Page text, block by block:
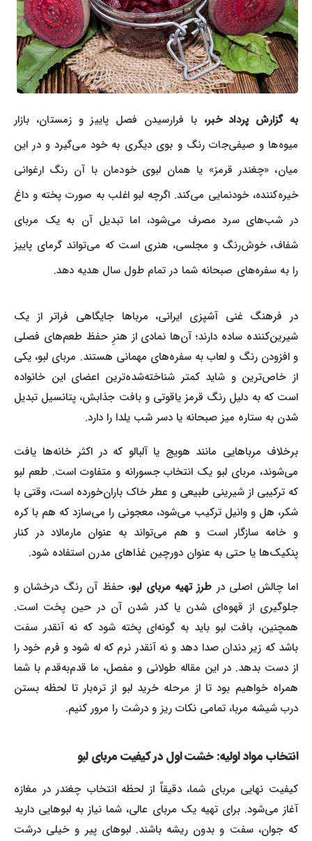
به گزارش پرداد خبر،با فرارسیدن فصل پاییز و زمستان، بازار
میوه‌ها و صیفی‌جات رنگ و بوی دیگری به خود می‌گیرد و در این
میان، «چغندر قرمز» یا همان لبوی خودمان با آن رنگ ارغوانی
خیره‌کننده، خودنمایی می‌کند. اگرچه لبو اغلب به صورت پخته و داغ
در شب‌های سرد مصرف می‌شود، اما تبدیل آن به یک مربای
شفاف، خوش‌رنگ و مجلسی، هنری است که می‌تواند گرمای پاییز
را به سفره‌های صبحانه شما در تمام طول سال هدیه دهد.
در فرهنگ غنی آشپزی ایرانی، مرباها جایگاهی فراتر از یک
شیرین‌کننده ساده دارند؛ آن‌ها نمادی از هنرِ حفظ طعم‌های فصلی
و افزودن رنگ و لعاب به سفره‌های مهمانی هستند. مربای لبو، یکی
از خاص‌ترین و شاید کمتر شناخته‌شده‌ترین اعضای این خانواده
است که به دلیل رنگ قرمز یاقوتی و بافت جذابش، پتانسیل تبدیل
شدن به ستاره میز صبحانه یا دسر شب یلدا را دارد.
برخلاف مرباهایی مانند هویج یا آلبالو که در اکثر خانه‌ها یافت
می‌شوند، مربای لبو یک انتخاب جسورانه و متفاوت است. طعم لبو
که ترکیبی از شیرینی طبیعی و عطر خاک باران‌خورده است، وقتی با
شکر، هل و وانیل ترکیب می‌شود، معجونی را می‌سازد که هم با کره
و خامه سازگار است و هم می‌تواند به عنوان مارمالاد در کنار
پنکیک‌ها یا حتی به عنوان دورچین غذاهای مدرن استفاده شود.
اما چالش اصلی در طرز تهیه مربای لبو ، حفظ آن رنگ درخشان و
جلوگیری از قهوه‌ای شدن یا کدر شدن آن در حین پخت است.
همچنین، بافت لبو باید به گونه‌ای پخته شود که نه آنقدر سفت
باشد که زیر دندان صدا دهد و نه آنقدر نرم که له شود و فرم خود را
از دست بدهد. در این مقاله طولانی و مفصل، ما قدم‌به‌قدم با شما
همراه خواهیم بود تا از مرحله خرید لبو از تره‌بار تا لحظه بستن
درب شیشه مربا، تمامی نکات ریز و درشت را مرور کنیم.
انتخاب مواد اولیه: خشت اول در کیفیت مربای لبو
کیفیت نهایی مربای شما، دقیقاً از لحظه انتخاب چغندر در مغازه
آغاز می‌شود. برای تهیه یک مربای عالی، شما نیاز به لبوهایی دارید
که جوان، سفت و بدون ریشه باشند. لبوهای پیر و خیلی درشت